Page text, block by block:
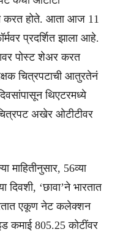
करत होते. आता आज 11
प्रदर्शित झाला आहे.
पोस्ट शेअर करत
चित्रपटाची आतुरतेनं
थिएटरमध्ये
अखेर ओटीटीवर
56व्या
‘छावा’ने भारतात
एकूण नेट कलेक्शन
कमाई 805.25 कोटींवर